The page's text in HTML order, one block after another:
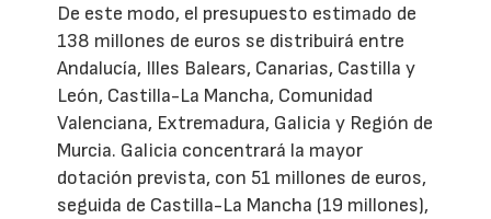
De este modo, el presupuesto estimado de
138 millones de euros se distribuirá entre
Andalucía, Illes Balears, Canarias, Castilla y
León, Castilla-La Mancha, Comunidad
Valenciana, Extremadura, Galicia y Región de
Murcia. Galicia concentrará la mayor
dotación prevista, con 51 millones de euros,
seguida de Castilla-La Mancha (19 millones),